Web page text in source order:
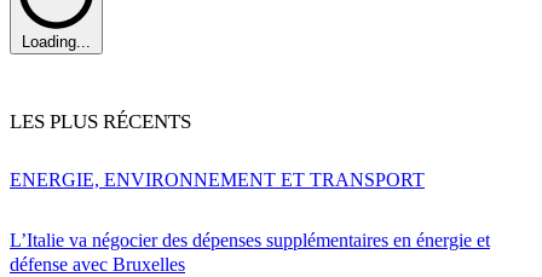
Loading...
LES PLUS RÉCENTS
L’Italie va négocier des dépenses supplémentaires en énergie et
défense avec Bruxelles
ENERGIE, ENVIRONNEMENT ET TRANSPORT